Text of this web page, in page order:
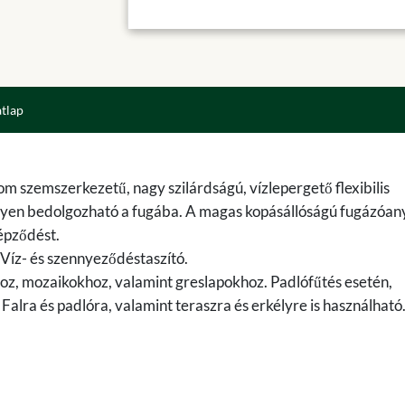
szemszerkezetű, nagy szilárdságú, vízlepergető flexibilis
bedolgozható a fugába. A magas kopásállóságú
és szennyeződéstaszító.
mozaikokhoz, valamint greslapokhoz. Padlófűtés esetén,
és padlóra, valamint teraszra és erkélyre is használható.